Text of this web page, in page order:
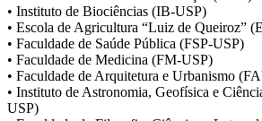
• Instituto de Biociências (IB-USP)
• Escola de Agricultura “Luiz de Queiroz”
• Faculdade de Saúde Pública (FSP-USP)
• Faculdade de Medicina (FM-USP)
• Faculdade de Arquitetura e Urbanismo
• Instituto de Astronomia, Geofísica e
USP)